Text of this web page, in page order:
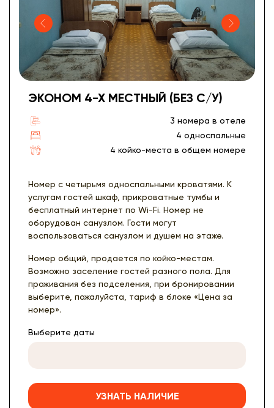
ЭКОНОМ 4-Х МЕСТНЫЙ (БЕЗ С/У)
3 номера в отеле
4 односпальные
4 койко-места в общем номере
Номер с четырьмя односпальными кроватями. К
услугам гостей шкаф, прикроватные тумбы и
бесплатный интернет по Wi-Fi. Номер не
оборудован санузлом. Гости могут
воспользоваться санузлом и душем на этаже.
Номер общий, продается по койко-местам.
Возможно заселение гостей разного пола. Для
проживания без подселения, при бронировании
выберите, пожалуйста, тариф в блоке «Цена за
номер».
Выберите даты
УЗНАТЬ НАЛИЧИЕ